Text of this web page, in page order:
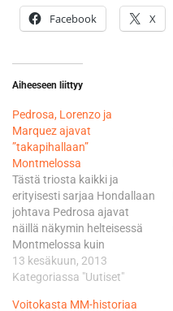
Facebook X
Aiheeseen liittyy
Pedrosa, Lorenzo ja
Marquez ajavat
”takapihallaan”
Montmelossa
Tästä triosta kaikki ja
erityisesti sarjaa Hondallaan
johtava Pedrosa ajavat
näillä näkymin helteisessä
Montmelossa kuin
takapihallaan. Myös
Sveitsissä majaansa pitävän
13 kesäkuun, 2013
Kategoriassa "Uutiset"
Voitokasta MM-historiaa